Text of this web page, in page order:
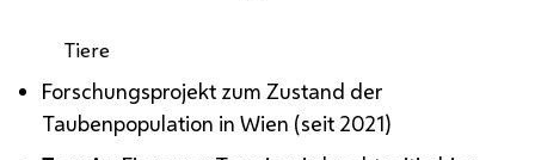
Tiere
Forschungsprojekt zum Zustand der
Taubenpopulation in Wien (seit 2021)